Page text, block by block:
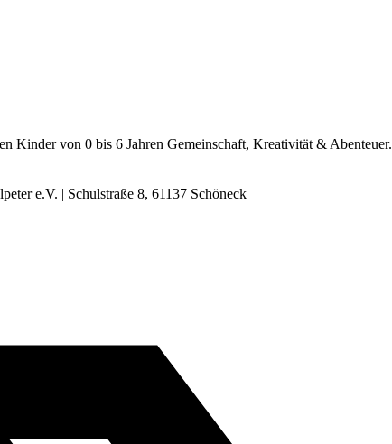
Kinder von 0 bis 6 Jahren Gemeinschaft, Kreativität & Abenteuer.
e.V. | Schulstraße 8, 61137 Schöneck